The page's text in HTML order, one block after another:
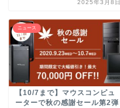
2025年3月8日
ニュース
【10/7まで】マウスコンピュ
ーターで秋の感謝セール第2弾